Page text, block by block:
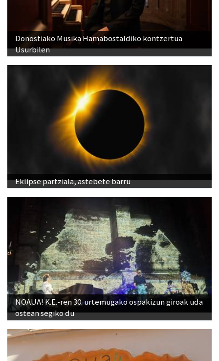
Donostiako Musika Hamabostaldiko kontzertua
Usurbilen
Eklipse partziala, astebete barru
NOAUA! K.E.-ren 30. urtemugako ospakizun giroak uda
ostean segiko du